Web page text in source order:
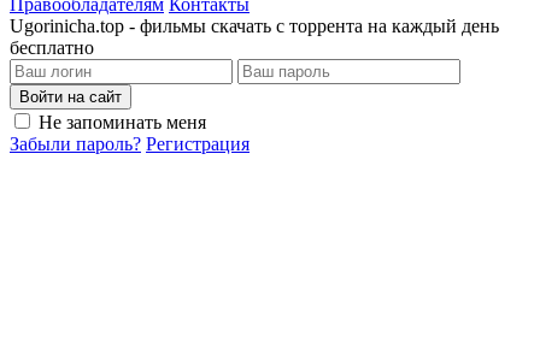
Ugorinicha.top - фильмы скачать с торрента на каждый день
бесплатно
Войти на сайт
Не запоминать меня
Забыли пароль? Регистрация